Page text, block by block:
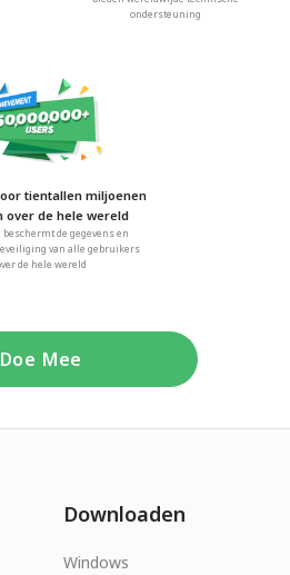
ondersteuning
tientallen miljoenen
over de hele wereld
beschermt de gegevens en
van alle gebruikers
de hele wereld
Doe Mee
Downloaden
Windows